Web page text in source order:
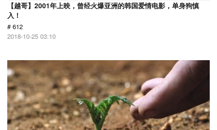
【越哥】2001年上映，曾经火爆亚洲的韩国爱情电影，单身狗慎
入！
# 612
2018-10-25 03:10